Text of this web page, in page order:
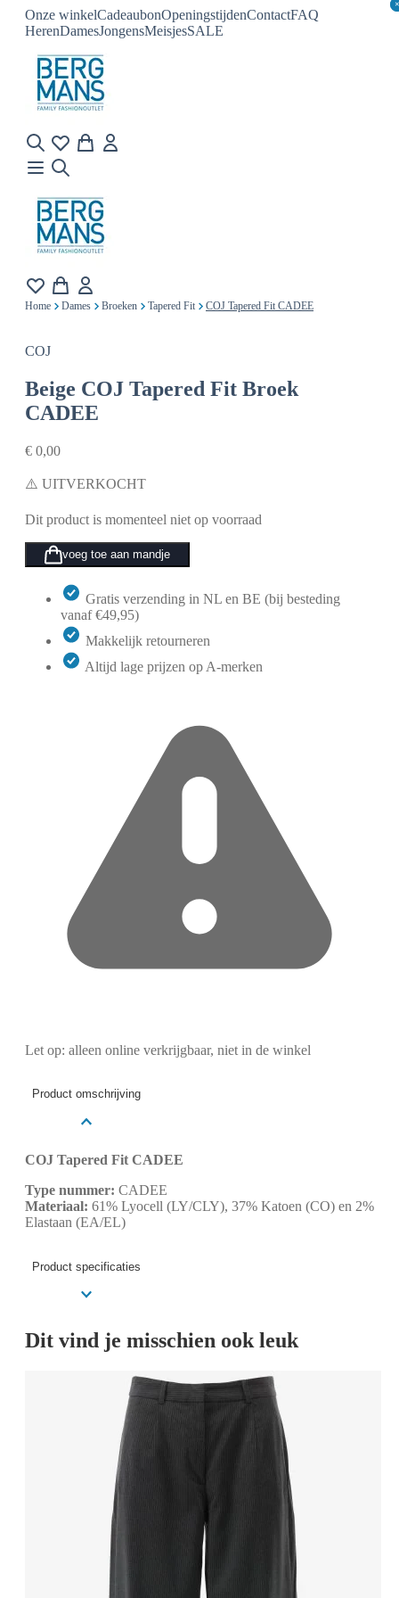
Onze winkelCadeaubonOpeningstijdenContactFAQ
HerenDamesJongensMeisjesSALE
×
×
Home Dames Broeken Tapered Fit COJ Tapered Fit CADEE
COJ
Beige COJ Tapered Fit Broek
CADEE
€ 0,00
⚠️ UITVERKOCHT
Dit product is momenteel niet op voorraad
voeg toe aan mandje
Gratis verzending in NL en BE (bij besteding
vanaf €49,95)
Makkelijk retourneren
Altijd lage prijzen op A-merken
Let op: alleen online verkrijgbaar, niet in de winkel
Product omschrijving
COJ Tapered Fit CADEE
Type nummer: CADEE
Materiaal: 61% Lyocell (LY/CLY), 37% Katoen (CO) en 2%
Elastaan (EA/EL)
Product specificaties
Dit vind je misschien ook leuk